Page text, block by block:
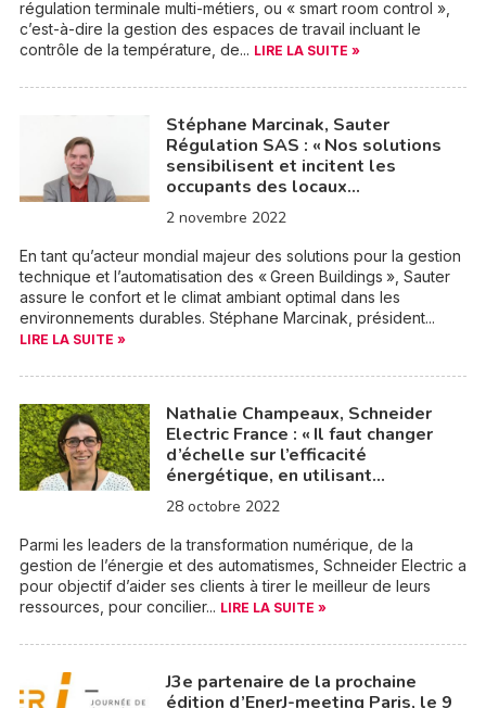
régulation terminale multi-métiers, ou « smart room control »,
c’est-à-dire la gestion des espaces de travail incluant le
contrôle de la température, de... LIRE LA SUITE »
Stéphane Marcinak, Sauter
Régulation SAS : « Nos solutions
sensibilisent et incitent les
occupants des locaux…
2 novembre 2022
En tant qu’acteur mondial majeur des solutions pour la gestion
technique et l’automatisation des « Green Buildings », Sauter
assure le confort et le climat ambiant optimal dans les
environnements durables. Stéphane Marcinak, président...
LIRE LA SUITE »
Nathalie Champeaux, Schneider
Electric France : « Il faut changer
d’échelle sur l’efficacité
énergétique, en utilisant…
28 octobre 2022
Parmi les leaders de la transformation numérique, de la
gestion de l’énergie et des automatismes, Schneider Electric a
pour objectif d’aider ses clients à tirer le meilleur de leurs
ressources, pour concilier... LIRE LA SUITE »
J3e partenaire de la prochaine
édition d’EnerJ-meeting Paris, le 9